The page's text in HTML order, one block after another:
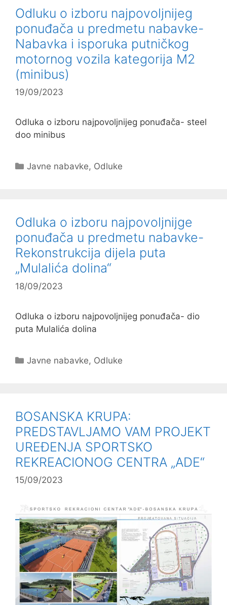
Odluku o izboru najpovoljnijeg
ponuđača u predmetu nabavke-
Nabavka i isporuka putničkog
motornog vozila kategorija M2
(minibus)
19/09/2023
Odluka o izboru najpovoljnijeg ponuđača- steel
doo minibus
Kategorije
Javne nabavke, Odluke
Odluka o izboru najpovoljnijge
ponuđača u predmetu nabavke-
Rekonstrukcija dijela puta
„Mulalića dolina“
18/09/2023
Odluka o izboru najpovoljnijeg ponuđača- dio
puta Mulalića dolina
Kategorije
Javne nabavke, Odluke
BOSANSKA KRUPA:
PREDSTAVLJAMO VAM PROJEKT
UREĐENJA SPORTSKO
REKREACIONOG CENTRA „ADE“
15/09/2023